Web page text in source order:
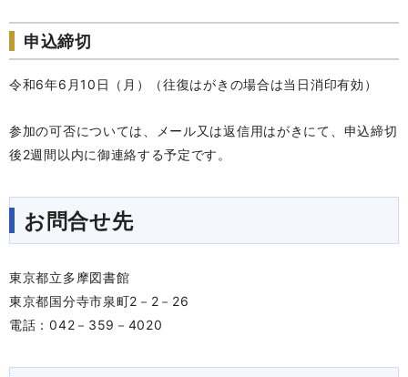
申込締切
令和6年6月10日（月）（往復はがきの場合は当日消印有効）
参加の可否については、メール又は返信用はがきにて、申込締切
後2週間以内に御連絡する予定です。
お問合せ先
東京都立多摩図書館
東京都国分寺市泉町2－2－26
電話：042－359－4020